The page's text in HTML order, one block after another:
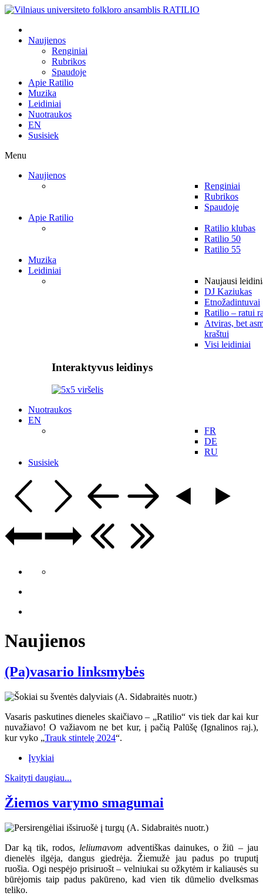
Naujienos
Renginiai
Rubrikos
Spaudoje
Apie Ratilio
Muzika
Leidiniai
Nuotraukos
EN
Susisiek
Menu
Naujienos
Renginiai
Rubrikos
Spaudoje
Apie Ratilio
Ratilio klubas
Ratilio 50
Ratilio 55
Muzika
Leidiniai
Naujausi
DJ Kaziukas
Etnožadintuvai
Ratilio – ratui
Atviras, bet
kraštui
Visi leidiniai
Interaktyvus leidinys
Nuotraukos
EN
FR
DE
RU
Susisiek
Naujienos
(Pa)vasario linksmybės
Vasaris paskutines dieneles skaičiavo – „Ratilio“ vis tiek dar kai kur
nuvažiavo! O važiavom ne bet kur, į pačią Palūšę (Ignalinos raj.),
kur vyko „Trauk stintelę 2024“.
Įvykiai
Skaityti daugiau...
Žiemos varymo smagumai
Dar ką tik, rodos, leliumavom adventiškas dainukes, o žiū – jau
dienelės ilgėja, dangus giedrėja. Žiemužė jau padus po truputį
ruošia. Ogi nespėjo prisiruošt – velniukai su ožkytėm ir kaliausės su
būrėjomis taip padus pakūreno, kad vien tik dūmelio dvelksmas
teliko.